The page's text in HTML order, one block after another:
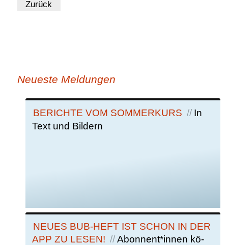
Zurück
Neueste Meldungen
BE­RICH­TE VOM SOM­MER­KURS
In
Text und Bil­dern
NEU­ES BUB-HEFT IST SCHON IN DER
APP ZU LE­SEN!
Abon­nent*in­nen kö­